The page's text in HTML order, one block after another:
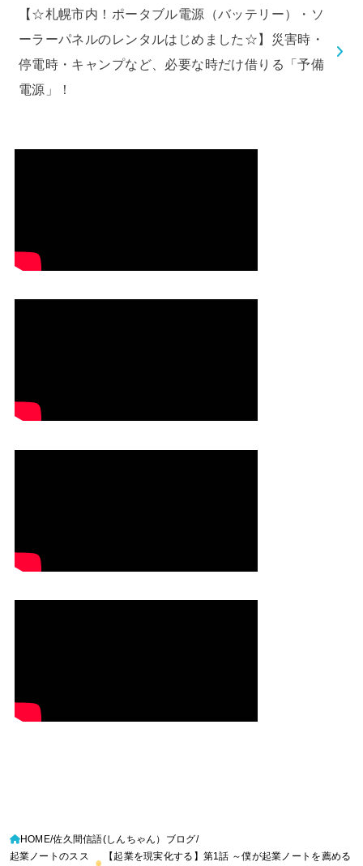
【☆札幌市内！ポータブル電源（バッテリー）・ソ
ーラーパネルのレンタルはじめました☆】災害時・
停電時・キャンプなど、必要な時だけ借りる「予備
電源」！
HOME 佐久間信語(しんちゃん）ブログ
起業ノートのスス
【起業を現実化する】第1話 ～僕が起業ノートを薦める